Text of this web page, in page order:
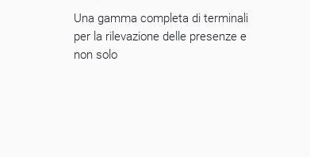
Una gamma completa di terminali
per la rilevazione delle presenze e
non solo